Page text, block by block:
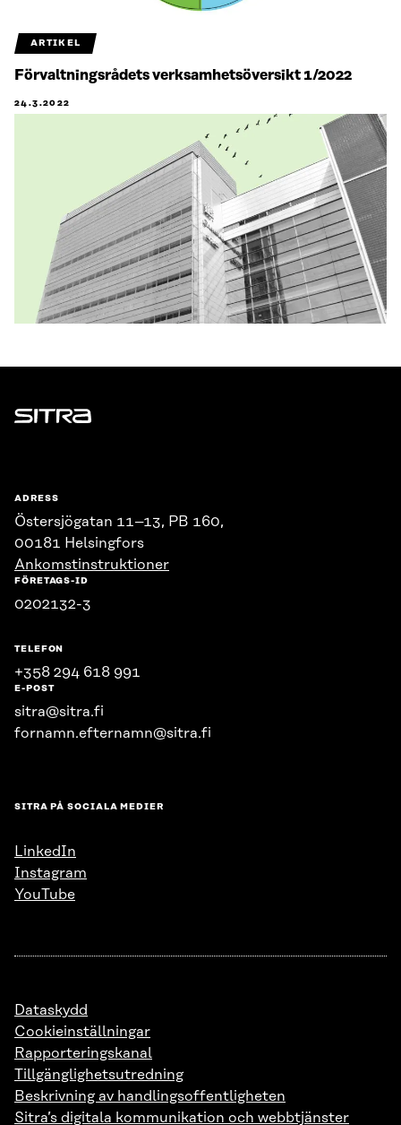
ARTIKEL
Förvaltningsrådets verksamhetsöversikt 1/2022
24.3.2022
Sitra
ADRESS
Östersjögatan 11–13, PB 160,
00181 Helsingfors
Ankomstinstruktioner
FÖRETAGS-ID
0202132-3
TELEFON
+358 294 618 991
E-POST
sitra@sitra.fi
fornamn.efternamn@sitra.fi
SITRA PÅ SOCIALA MEDIER
LinkedIn
Instagram
YouTube
Dataskydd
Cookieinställningar
Rapporteringskanal
Tillgänglighetsutredning
Beskrivning av handlingsoffentligheten
Sitra’s digitala kommunikation och webbtjänster